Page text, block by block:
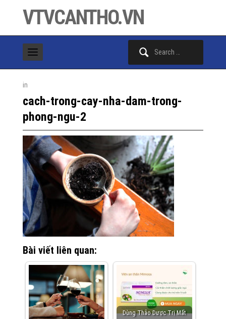
VTVCANTHO.VN
in
cach-trong-cay-nha-dam-trong-
phong-ngu-2
Bài viết liên quan:
Dùng Thảo Dược Trị Mất